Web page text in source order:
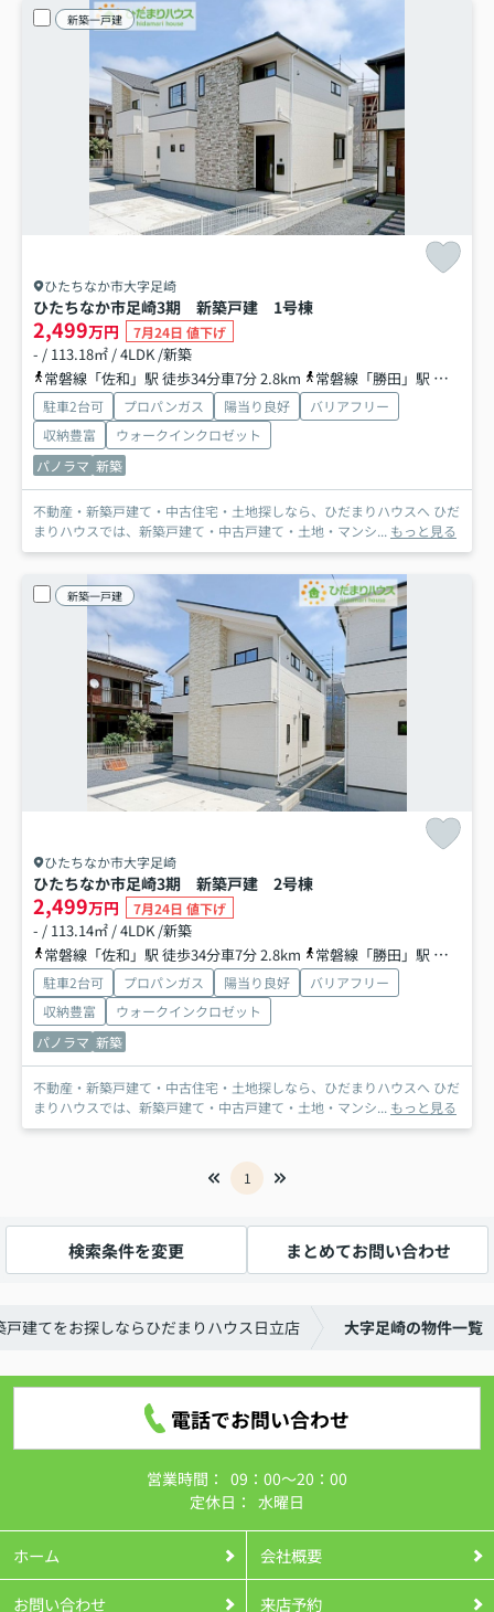
新築一戸建
ひたちなか市大字足崎
ひたちなか市足崎3期 新築戸建 1号棟
2,499万円 7月24日 値下げ
- / 113.18㎡ / 4LDK /新築
常磐線「佐和」駅 徒歩34分車7分 2.8km
常磐線「勝田」駅 徒歩66分
駐車2台可 プロパンガス 陽当り良好
バリアフリー
収納豊富
ウォークインクロゼット
パノラマ 新築
不動産・新築戸建て・中古住宅・土地探しなら、ひだまりハウスへ ひだ
まりハウスでは、新築戸建て・中古戸建て・土地・マンシ... もっと見る
新築一戸建
ひたちなか市大字足崎
ひたちなか市足崎3期 新築戸建 2号棟
2,499万円 7月24日 値下げ
- / 113.14㎡ / 4LDK /新築
常磐線「佐和」駅 徒歩34分車7分 2.8km
常磐線「勝田」駅 徒歩66分
駐車2台可 プロパンガス 陽当り良好
バリアフリー
収納豊富
ウォークインクロゼット
パノラマ 新築
不動産・新築戸建て・中古住宅・土地探しなら、ひだまりハウスへ ひだ
まりハウスでは、新築戸建て・中古戸建て・土地・マンシ... もっと見る
1
検索条件を変更 まとめてお問い合わせ
戸建てをお探しならひだまりハウス日立店 大字足崎の物件一覧
電話でお問い合わせ
営業時間： 09：00～20：00
定休日： 水曜日
ホーム 会社概要
お問い合わせ 来店予約